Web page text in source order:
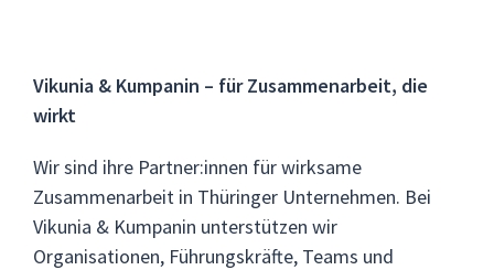
Vikunia & Kumpanin – für Zusammenarbeit, die
wirkt
Wir sind ihre Partner:innen für wirksame
Zusammenarbeit in Thüringer Unternehmen. Bei
Vikunia & Kumpanin unterstützen wir
Organisationen, Führungskräfte, Teams und